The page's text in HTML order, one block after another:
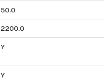
50.0
2200.0
Y
Y